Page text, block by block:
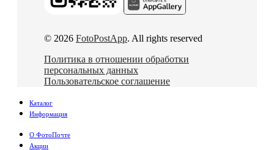
© 2026 FotoPostApp. All rights reserved
Политика в отношении обработки
персональных данных
Пользовательское соглашение
Каталог
Информация
О ФотоПочте
Акции